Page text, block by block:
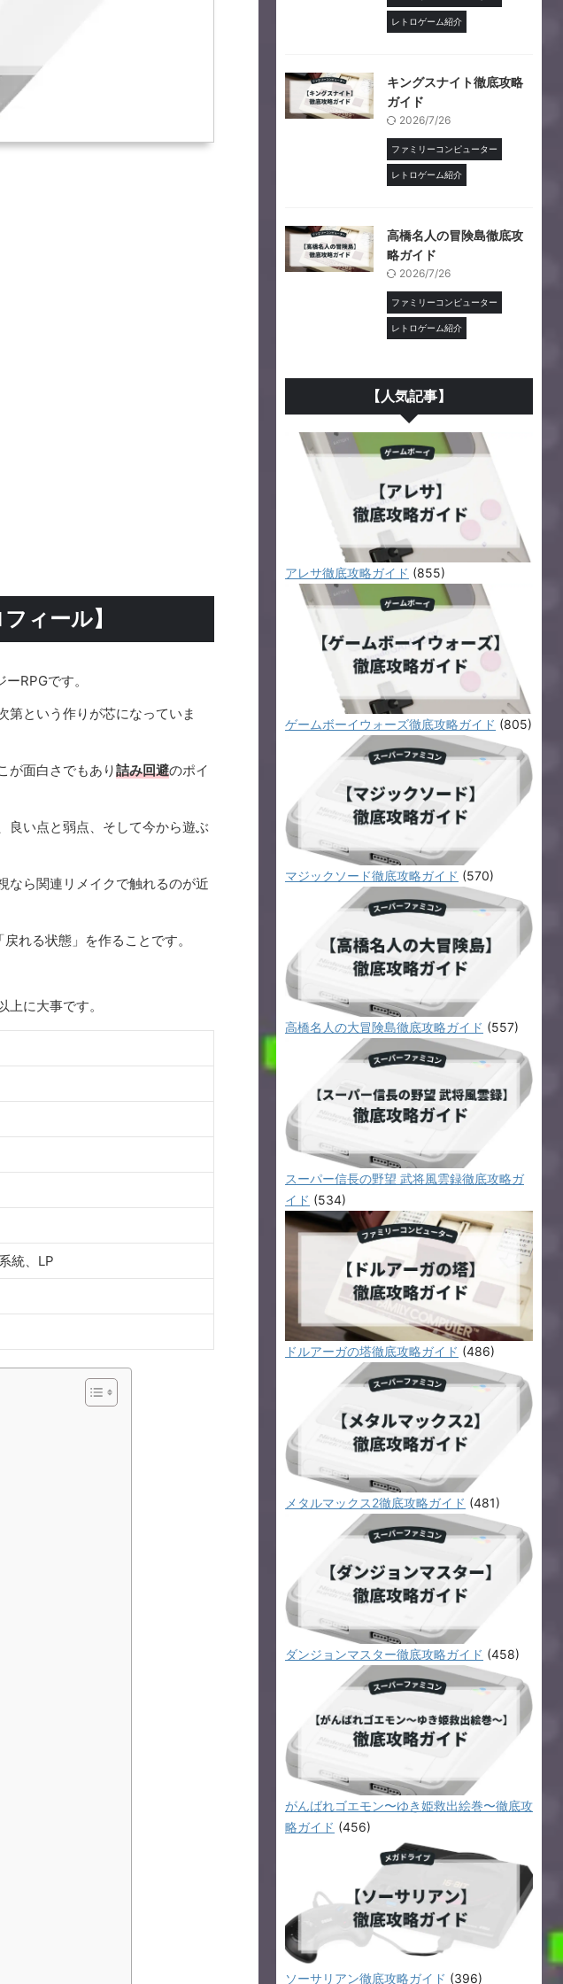
ィール】
RPGです。
第という作りが芯になっていま
が面白さでもあり詰み回避のポイ
良い点と弱点、そして今から遊ぶ
なら関連リメイクで触れるのが近
れる状態」を作ることです。
上に大事です。
統、LP
レトロゲーム紹介
キングスナイト徹底攻略
ガイド
2026/7/26
ファミリーコンピューター
レトロゲーム紹介
高橋名人の冒険島徹底攻
略ガイド
2026/7/26
ファミリーコンピューター
レトロゲーム紹介
【人気記事】
アレサ徹底攻略ガイド (855)
ゲームボーイウォーズ徹底攻略ガイド (805)
マジックソード徹底攻略ガイド (570)
高橋名人の大冒険島徹底攻略ガイド (557)
スーパー信長の野望 武将風雲録徹底攻略ガ
イド (534)
ドルアーガの塔徹底攻略ガイド (486)
メタルマックス2徹底攻略ガイド (481)
ダンジョンマスター徹底攻略ガイド (458)
がんばれゴエモン〜ゆき姫救出絵巻〜徹底攻
略ガイド (456)
ソーサリアン徹底攻略ガイド (396)